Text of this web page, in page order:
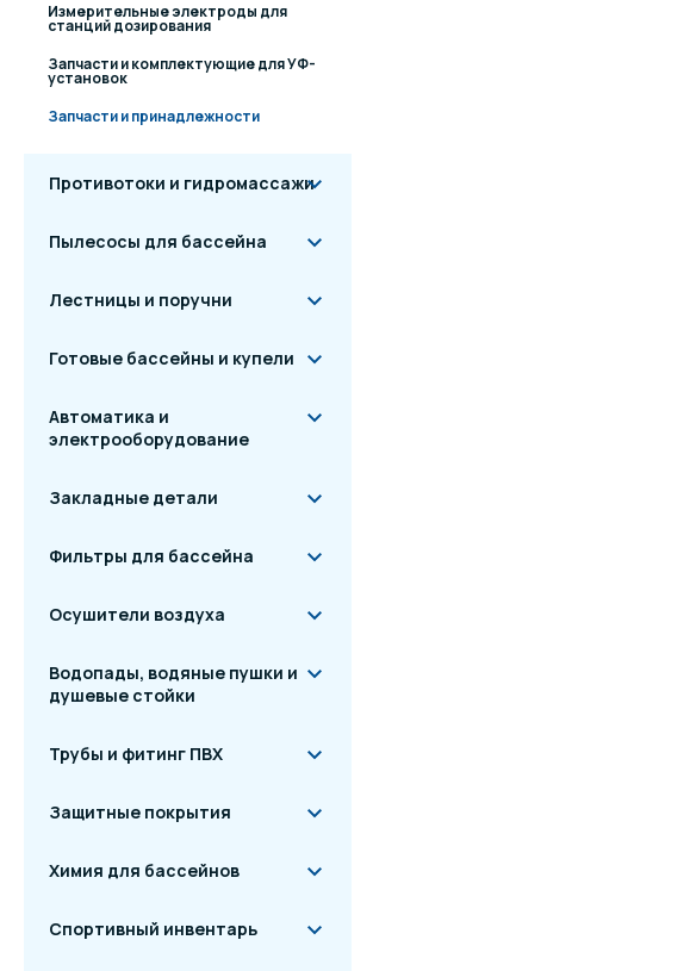
Измерительные электроды для
станций дозирования
Запчасти и комплектующие для УФ-
установок
Запчасти и принадлежности
Противотоки и гидромассажи
Пылесосы для бассейна
Лестницы и поручни
Готовые бассейны и купели
Автоматика и
электрооборудование
Закладные детали
Фильтры для бассейна
Осушители воздуха
Водопады, водяные пушки и
душевые стойки
Трубы и фитинг ПВХ
Защитные покрытия
Химия для бассейнов
Спортивный инвентарь